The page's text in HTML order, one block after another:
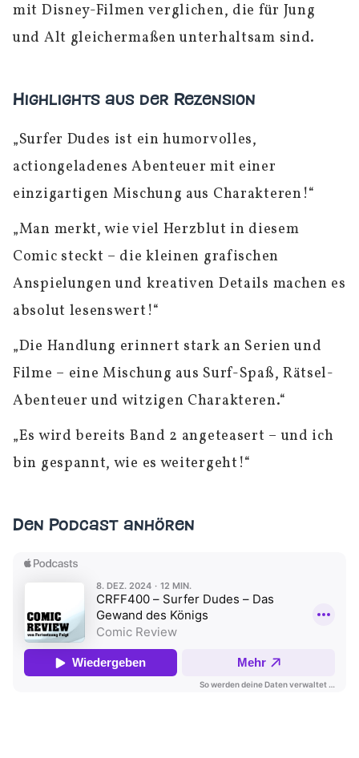
mit Disney-Filmen verglichen, die für Jung
und Alt gleichermaßen unterhaltsam sind.
Highlights aus der Rezension
„Surfer Dudes ist ein humorvolles,
actiongeladenes Abenteuer mit einer
einzigartigen Mischung aus Charakteren!“
„Man merkt, wie viel Herzblut in diesem
Comic steckt – die kleinen grafischen
Anspielungen und kreativen Details machen es
absolut lesenswert!“
„Die Handlung erinnert stark an Serien und
Filme – eine Mischung aus Surf-Spaß, Rätsel-
Abenteuer und witzigen Charakteren.“
„Es wird bereits Band 2 angeteasert – und ich
bin gespannt, wie es weitergeht!“
Den Podcast anhören